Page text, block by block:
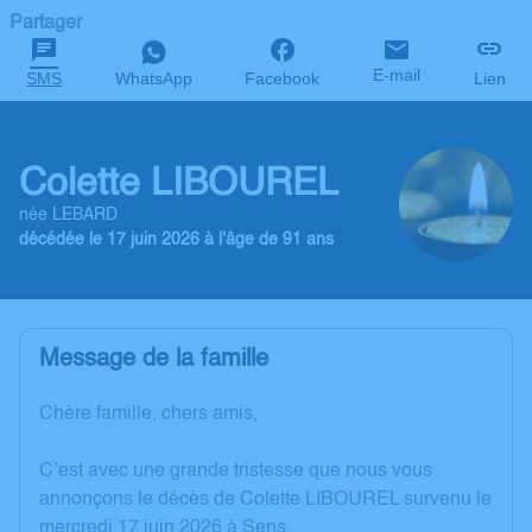
Partager
SMS WhatsApp Facebook E-mail Lien
Colette LIBOUREL
née LEBARD
décédée le 17 juin 2026 à l'âge de 91 ans
Message de la famille
Chère famille, chers amis,
C’est avec une grande tristesse que nous vous
annonçons le décès de Colette LIBOUREL survenu le